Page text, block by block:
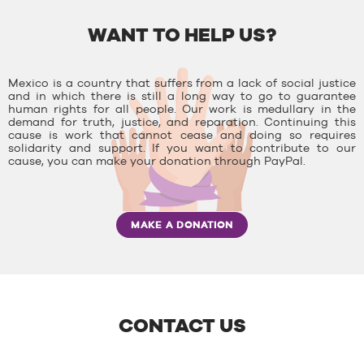
WANT TO HELP US?
Mexico is a country that suffers from a lack of social justice
and in which there is still a long way to go to guarantee
human rights for all people. Our work is medullary in the
demand for truth, justice, and reparation. Continuing this
cause is work that cannot cease and doing so requires
solidarity and support. If you want to contribute to our
cause, you can make your donation through PayPal.
MAKE A DONATION
CONTACT US